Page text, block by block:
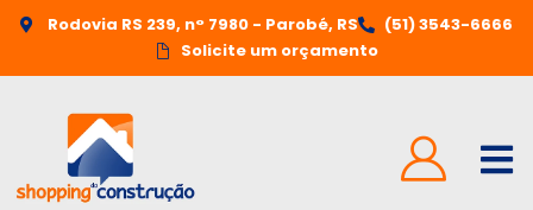
Rodovia RS 239, n° 7980 - Parobé, RS
(51) 3543-6666
Solicite um orçamento